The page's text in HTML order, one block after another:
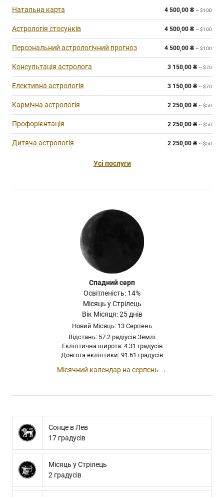
Натальна карта 4 500,00 ₴ ~ $100
Астрологія стосунків 4 500,00 ₴ ~ $100
Персональний астрологічний прогноз 4 500,00 ₴ ~ $100
Консультація астролога 3 150,00 ₴ ~ $70
Елективна астрологія 3 150,00 ₴ ~ $70
Кармічна астрологія 2 250,00 ₴ ~ $50
Профорієнтація 2 250,00 ₴ ~ $50
Дитяча астрологія 2 250,00 ₴ ~ $50
Усі послуги
Спадний серп
Освітленість: 14%
Місяць у Стрілець
Вік Місяця: 25 днів
Новий Місяць: 13 Серпень
Відстань: 57.2 радіусів Землі
Екліптична широта: 4.31 градусів
Довгота екліптики: 91.61 градусів
Місячний календар на серпень →
Сонце в Лев
17 градусів
Місяць у Стрілець
2 градусів